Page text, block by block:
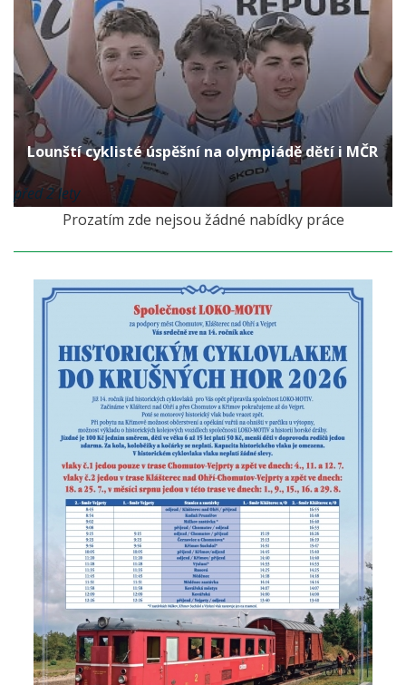
Lounští cyklisté úspěšní na olympiádě dětí i MČR
před 2 lety
Prozatím zde nejsou žádné nabídky práce